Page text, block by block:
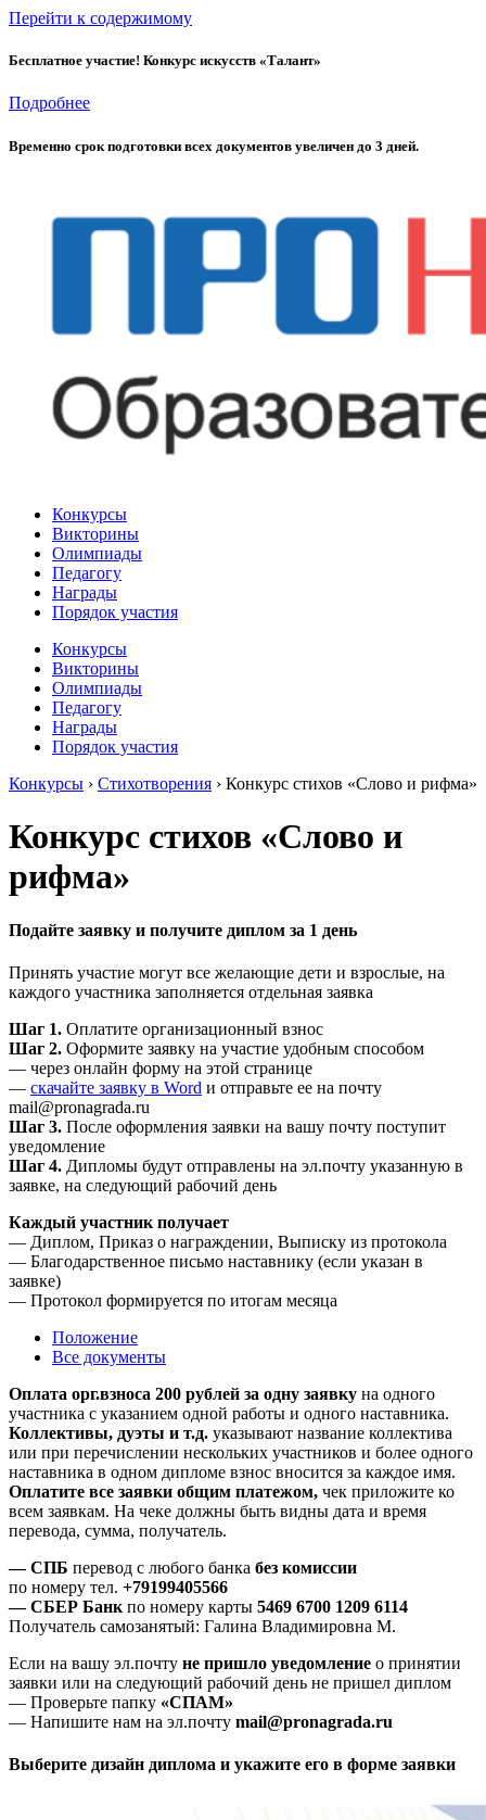
Перейти к содержимому
Бесплатное участие! Конкурс искусств «Талант»
Подробнее
Временно cрок подготовки всех документов увеличен до 3 дней.
Конкурсы
Викторины
Олимпиады
Педагогу
Награды
Порядок участия
Конкурсы
Викторины
Олимпиады
Педагогу
Награды
Порядок участия
Конкурсы › Стихотворения › Конкурс стихов «Слово и рифма»
Конкурс стихов «Слово и
рифма»
Подайте заявку и получите диплом за 1 день
Принять участие могут все желающие дети и взрослые, на
каждого участника заполняется отдельная заявка
Шаг 1. Оплатите организационный взнос
Шаг 2. Оформите заявку на участие удобным способом
— через онлайн форму на этой странице
— скачайте заявку в Word и отправьте ее на почту
mail@pronagrada.ru
Шаг 3. После оформления заявки на вашу почту поступит
уведомление
Шаг 4. Дипломы будут отправлены на эл.почту указанную в
заявке, на следующий рабочий день
Каждый участник получает
— Диплом, Приказ о награждении, Выписку из протокола
— Благодарственное письмо наставнику (если указан в
заявке)
— Протокол формируется по итогам месяца
Положение
Все документы
Оплата орг.взноса 200 рублей за одну заявку на одного
участника с указанием одной работы и одного наставника.
Коллективы, дуэты и т.д. указывают название коллектива
или при перечислении нескольких участников и более одного
наставника в одном дипломе взнос вносится за каждое имя.
Оплатите все заявки общим платежом, чек приложите ко
всем заявкам. На чеке должны быть видны дата и время
перевода, сумма, получатель.
— СПБ перевод с любого банка без комиссии
по номеру тел. +79199405566
— СБЕР Банк по номеру карты 5469 6700 1209 6114
Получатель самозанятый: Галина Владимировна М.
Если на вашу эл.почту не пришло уведомление о принятии
заявки или на следующий рабочий день не пришел диплом
— Проверьте папку «СПАМ»
— Напишите нам на эл.почту mail@pronagrada.ru
Выберите дизайн диплома и укажите его в форме заявки